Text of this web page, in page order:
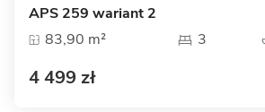
APS 259 wariant 2
83,90 m²
3
4 499 zł